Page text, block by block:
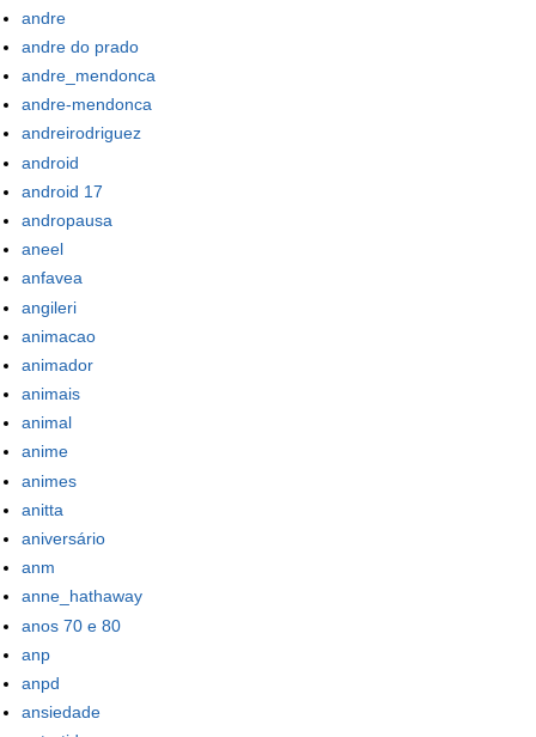
andre
andre do prado
andre_mendonca
andre-mendonca
andreirodriguez
android
android 17
andropausa
aneel
anfavea
angileri
animacao
animador
animais
animal
anime
animes
anitta
aniversário
anm
anne_hathaway
anos 70 e 80
anp
anpd
ansiedade